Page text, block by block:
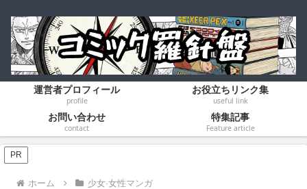
運営者プロフィール
profile
お役立ちリンク集
useful link
お問い合わせ
contact
特集記事
Feature article
PR
ホーム 少女·女性マンガ